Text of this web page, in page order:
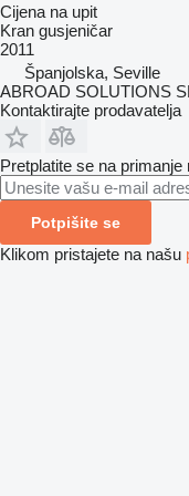
Cijena na upit
Kran gusjeničar
2011
Španjolska, Seville
ABROAD SOLUTIONS
Kontaktirajte prodavatelja
Pretplatite se na
Potpišite se
Klikom pristajete na našu